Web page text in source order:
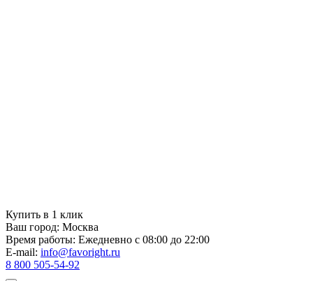
Купить в 1 клик
Ваш город: Москва
Время работы: Ежедневно с 08:00 до 22:00
E-mail: info@favoright.ru
8 800 505-54-92